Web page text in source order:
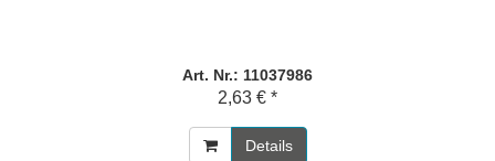
Art. Nr.: 11037986
2,63 € *
Details